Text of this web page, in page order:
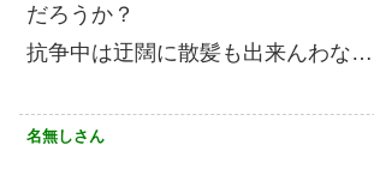
だろうか？
抗争中は迂闊に散髪も出来んわな…
名無しさん